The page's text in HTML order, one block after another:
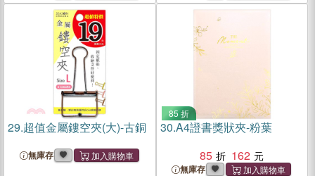
29.超值金屬鏤空夾(大)-古銅
無庫存
85 折
30.A4證書獎狀夾-粉葉
85
162
無庫存